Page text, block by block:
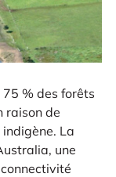
% des forêts
raison de
La
une